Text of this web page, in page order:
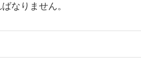
なりません。